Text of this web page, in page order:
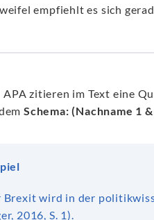
empfiehlt es sich
APA zitieren im Text eine
Schema: (Nachname 1
Brexit wird in der
2016, S. 1).